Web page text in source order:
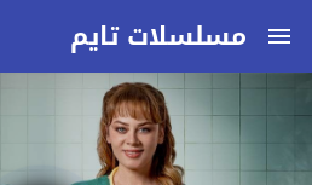
مسلسلات تايم